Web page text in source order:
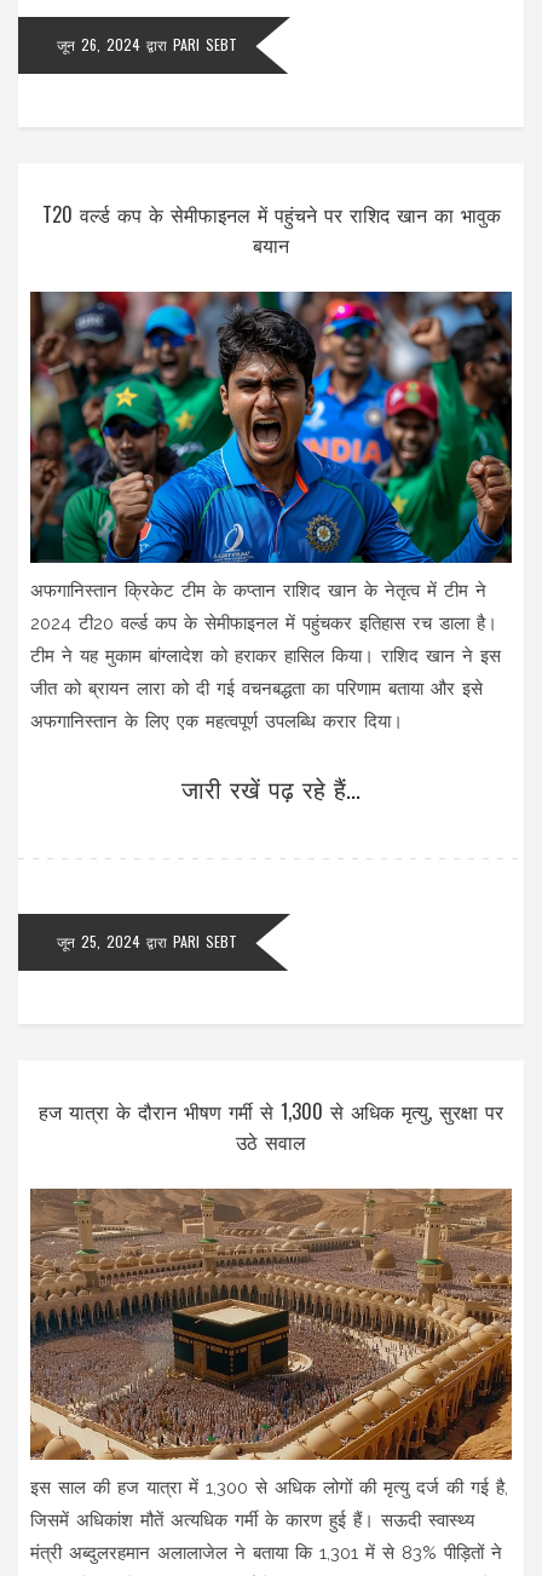
जून 26, 2024 द्वारा PARI SEBT
T20 वर्ल्ड कप के सेमीफाइनल में पहुंचने पर राशिद खान का भावुक
बयान
अफगानिस्तान क्रिकेट टीम के कप्तान राशिद खान के नेतृत्व में टीम ने
2024 टी20 वर्ल्ड कप के सेमीफाइनल में पहुंचकर इतिहास रच डाला है।
टीम ने यह मुकाम बांग्लादेश को हराकर हासिल किया। राशिद खान ने इस
जीत को ब्रायन लारा को दी गई वचनबद्धता का परिणाम बताया और इसे
अफगानिस्तान के लिए एक महत्वपूर्ण उपलब्धि करार दिया।
जारी रखें पढ़ रहे हैं...
जून 25, 2024 द्वारा PARI SEBT
हज यात्रा के दौरान भीषण गर्मी से 1,300 से अधिक मृत्यु, सुरक्षा पर
उठे सवाल
इस साल की हज यात्रा में 1,300 से अधिक लोगों की मृत्यु दर्ज की गई है,
जिसमें अधिकांश मौतें अत्यधिक गर्मी के कारण हुई हैं। सऊदी स्वास्थ्य
मंत्री अब्दुलरहमान अलालाजेल ने बताया कि 1,301 में से 83% पीड़ितों ने